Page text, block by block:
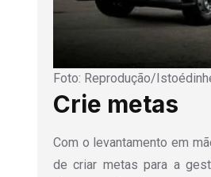
Foto: Reprodução/
Crie metas
Com o levantamento em
de criar metas para a